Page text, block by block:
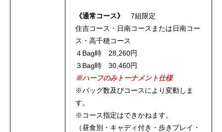
《通常コース》
7組限定
住吉コース・日南コースまたは日南コー
ス・高千穂コース
４Bag時 28,260円
３Bag時 30,460円
※ハーフのみトーナメント仕様
※バッグ数及びコースにより変動しま
す。
※コース指定はできかねます。
（昼食別・キャディ付き・歩きプレイ・